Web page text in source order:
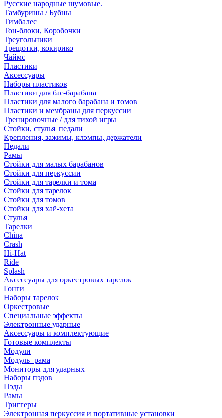
Русские народные шумовые.
Тамбурины / Бубны
Тимбалес
Тон-блоки, Коробочки
Треугольники
Трещотки, кокирико
Чаймс
Пластики
Аксессуары
Наборы пластиков
Пластики для бас-барабана
Пластики для малого барабана и томов
Пластики и мембраны для перкуссии
Тренировочные / для тихой игры
Стойки, стулья, педали
Крепления, зажимы, клэмпы, держатели
Педали
Рамы
Стойки для малых барабанов
Стойки для перкуссии
Стойки для тарелки и тома
Стойки для тарелок
Стойки для томов
Стойки для хай-хета
Стулья
Тарелки
China
Crash
Hi-Hat
Ride
Splash
Аксессуары для оркестровых тарелок
Гонги
Наборы тарелок
Оркестровые
Специальные эффекты
Электронные ударные
Аксессуары и комплектующие
Готовые комплекты
Модули
Модуль+рама
Мониторы для ударных
Наборы пэдов
Пэды
Рамы
Триггеры
Электронная перкуссия и портативные установки